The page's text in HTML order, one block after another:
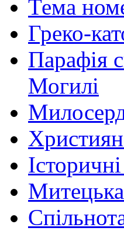
Тема
Греко-
Парафія
Могилі
Митецька